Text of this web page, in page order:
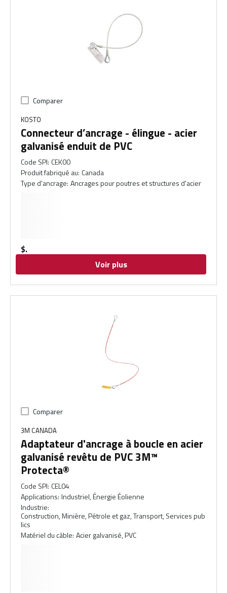
Comparer
KOSTO
Connecteur d’ancrage - élingue - acier
galvanisé enduit de PVC
Code SPI: CEK00
Produit fabriqué au: Canada
Type d'ancrage: Ancrages pour poutres et structures d'acier
$
Voir plus
Comparer
3M CANADA
Adaptateur d'ancrage à boucle en acier
galvanisé revêtu de PVC 3M™
Protecta®
Code SPI: CEL04
Applications: Industriel, Énergie Éolienne
Industrie:
Construction, Minière, Pétrole et gaz, Transport, Services pub
lics
Matériel du câble: Acier galvanisé, PVC